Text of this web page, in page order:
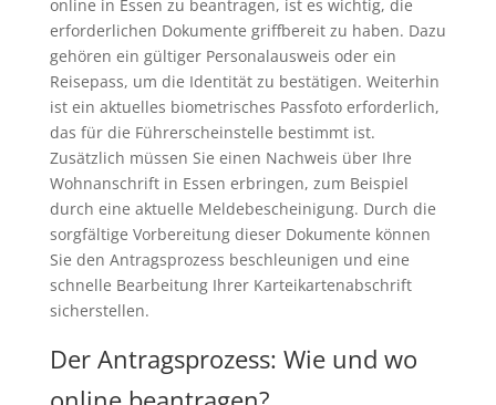
online in Essen zu beantragen, ist es wichtig, die
erforderlichen Dokumente griffbereit zu haben. Dazu
gehören ein gültiger Personalausweis oder ein
Reisepass, um die Identität zu bestätigen. Weiterhin
ist ein aktuelles biometrisches Passfoto erforderlich,
das für die Führerscheinstelle bestimmt ist.
Zusätzlich müssen Sie einen Nachweis über Ihre
Wohnanschrift in Essen erbringen, zum Beispiel
durch eine aktuelle Meldebescheinigung. Durch die
sorgfältige Vorbereitung dieser Dokumente können
Sie den Antragsprozess beschleunigen und eine
schnelle Bearbeitung Ihrer Karteikartenabschrift
sicherstellen.
Der Antragsprozess: Wie und wo